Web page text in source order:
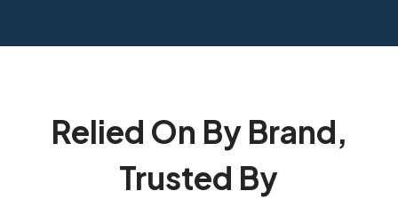
Relied On By Brand,
Trusted By